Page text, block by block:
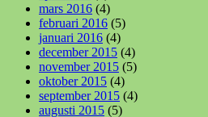
mars 2016 (4)
februari 2016 (5)
januari 2016 (4)
december 2015 (4)
november 2015 (5)
oktober 2015 (4)
september 2015 (4)
augusti 2015 (5)